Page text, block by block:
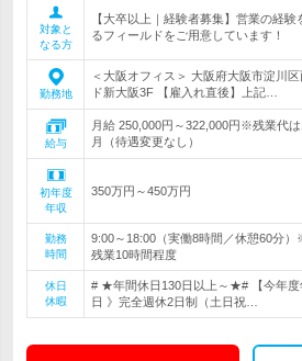
対象と
なる方
【大卒以上｜経験者募集】営業の経
るフィールドをご用意しています！
勤務地
＜大阪オフィス＞ 大阪府大阪市淀川
ド新大阪3F 【雇入れ直後】上記…
給与
月給 250,000円～322,000円※残業代
月（待遇変更なし）
初年度
年収
350万円～450万円
勤務
時間
9:00～18:00（実働8時間／休憩60分
残業10時間程度
休日
休暇
# ★年間休日130日以上～★# 【今年度
日 》完全週休2日制（土日祝…